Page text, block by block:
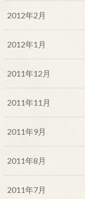
2012年2月
2012年1月
2011年12月
2011年11月
2011年9月
2011年8月
2011年7月